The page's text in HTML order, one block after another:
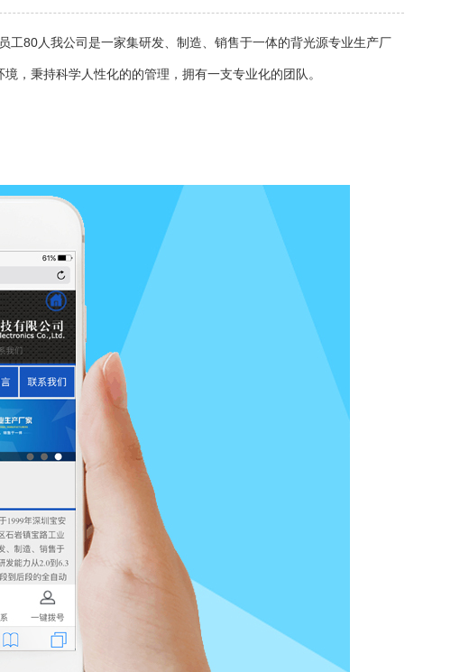
80人我公司是一家集研发、制造、销售于一体的背光源专业生产厂
，秉持科学人性化的的管理，拥有一支专业化的团队。